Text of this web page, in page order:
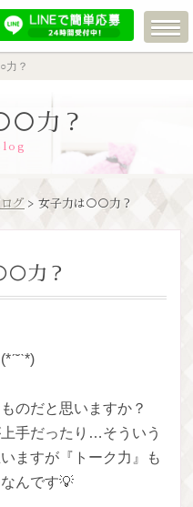
力？
力？
グ > 女子力は○○力？
力？
のだと思いますか？
手だったり…そういう
ますが『トーク力』も
んです💡